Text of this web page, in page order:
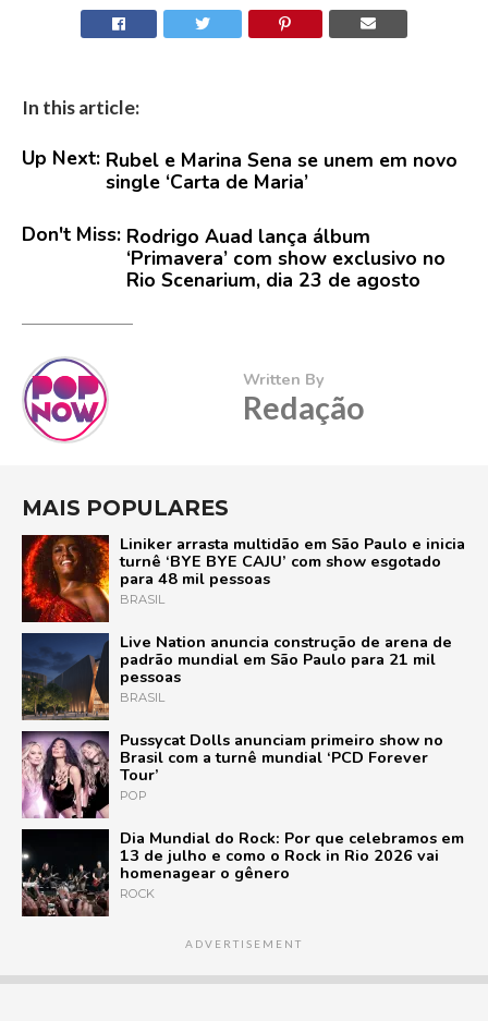
In this article:
Up Next: Rubel e Marina Sena se unem em novo
single ‘Carta de Maria’
Don't Miss: Rodrigo Auad lança álbum
‘Primavera’ com show exclusivo no
Rio Scenarium, dia 23 de agosto
Written By
Redação
MAIS POPULARES
Liniker arrasta multidão em São Paulo e inicia
turnê ‘BYE BYE CAJU’ com show esgotado
para 48 mil pessoas
BRASIL
Live Nation anuncia construção de arena de
padrão mundial em São Paulo para 21 mil
pessoas
BRASIL
Pussycat Dolls anunciam primeiro show no
Brasil com a turnê mundial ‘PCD Forever
Tour’
POP
Dia Mundial do Rock: Por que celebramos em
13 de julho e como o Rock in Rio 2026 vai
homenagear o gênero
ROCK
ADVERTISEMENT